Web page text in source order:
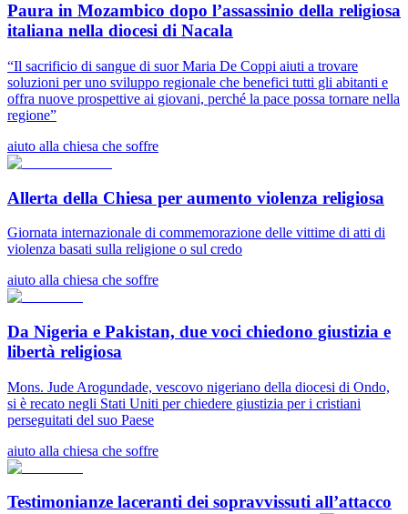
Paura in Mozambico dopo l’assassinio della religiosa
italiana nella diocesi di Nacala
“Il sacrificio di sangue di suor Maria De Coppi aiuti a trovare
soluzioni per uno sviluppo regionale che benefici tutti gli abitanti e
offra nuove prospettive ai giovani, perché la pace possa tornare nella
regione”
aiuto alla chiesa che soffre
Allerta della Chiesa per aumento violenza religiosa
Giornata internazionale di commemorazione delle vittime di atti di
violenza basati sulla religione o sul credo
aiuto alla chiesa che soffre
Da Nigeria e Pakistan, due voci chiedono giustizia e
libertà religiosa
Mons. Jude Arogundade, vescovo nigeriano della diocesi di Ondo,
si è recato negli Stati Uniti per chiedere giustizia per i cristiani
perseguitati del suo Paese
aiuto alla chiesa che soffre
Testimonianze laceranti dei sopravvissuti all’attacco